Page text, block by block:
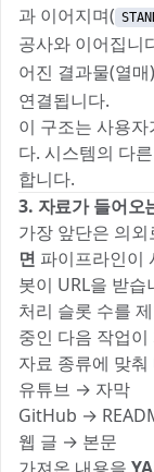
과 이어지며(
공사와 이어집니
어진 결과물(열
연결됩니다.
이 구조는 사용
다. 시스템의 다
합니다.
3. 자료가 들어
가장 앞단은 의
면 파이프라인이
봇이 URL을 받
처리 슬롯 수를
중인 다음 작업
자료 종류에 맞
유튜브 → 자막
GitHub →
웹 글 → 본문
가져온 내용을